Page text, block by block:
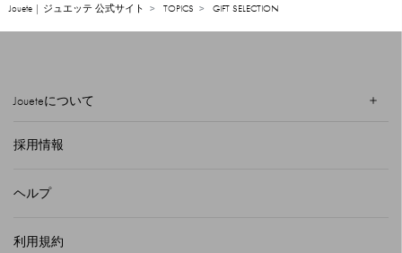
Jouete | ジュエッテ 公式サイト TOPICS GIFT SELECTION
Joueteについて
採用情報
ヘルプ
利用規約